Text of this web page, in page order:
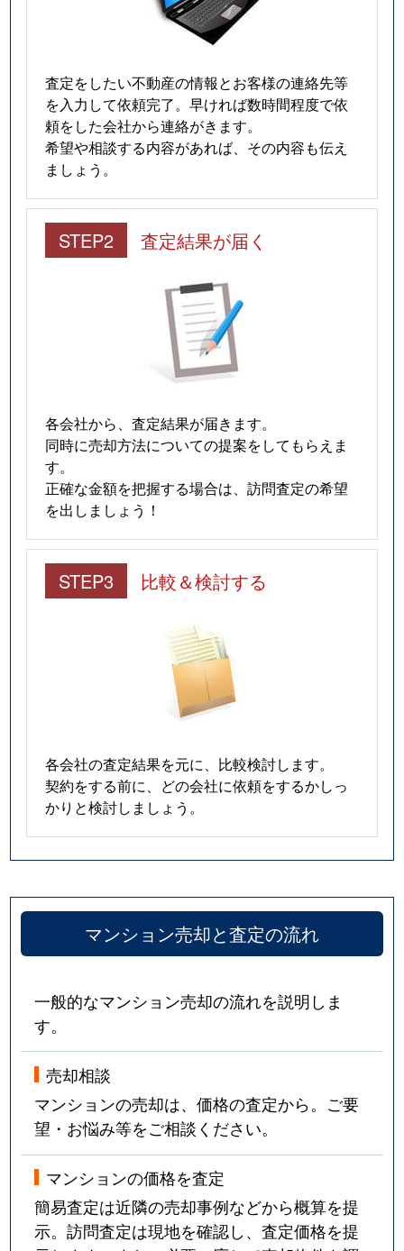
査定をしたい不動産の情報とお客様の連絡先等
を入力して依頼完了。早ければ数時間程度で依
頼をした会社から連絡がきます。
希望や相談する内容があれば、その内容も伝え
ましょう。
STEP2 査定結果が届く
各会社から、査定結果が届きます。
同時に売却方法についての提案をしてもらえま
す。
正確な金額を把握する場合は、訪問査定の希望
を出しましょう！
STEP3 比較＆検討する
各会社の査定結果を元に、比較検討します。
契約をする前に、どの会社に依頼をするかしっ
かりと検討しましょう。
マンション売却と査定の流れ
一般的なマンション売却の流れを説明しま
す。
売却相談
マンションの売却は、価格の査定から。ご要
望・お悩み等をご相談ください。
マンションの価格を査定
簡易査定は近隣の売却事例などから概算を提
示。訪問査定は現地を確認し、査定価格を提